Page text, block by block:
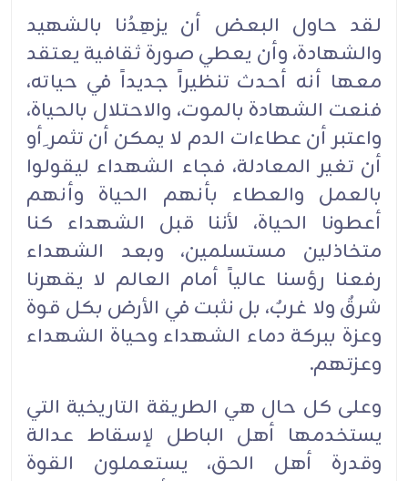
لقد حاول البعض أن يزهِدُنا بالشهيد
والشهادة، وأن يعطي صورة ثقافية يعتقد
معها أنه أحدث تنظيراً جديداً في حياته،
فنعت الشهادة بالموت، والاحتلال بالحياة،
واعتبر أن عطاءات الدم لا يمكن أن تثمر ِأو
أن تغير المعادلة، فجاء الشهداء ليقولوا
بالعمل والعطاء بأنهم الحياة وأنهم
أعطونا الحياة، لأننا قبل الشهداء كنا
متخاذلين مستسلمين، وبعد الشهداء
رفعنا رؤسنا عالياً أمام العالم لا يقهرنا
شرقٌ ولا غربٌ، بل نثبت في الأرض بكل قوة
وعزة ببركة دماء الشهداء وحياة الشهداء
وعزتهم.
وعلى كل حال هي الطريقة التاريخية التي
يستخدمها أهل الباطل لإسقاط عدالة
وقدرة أهل الحق، يستعملون القوة